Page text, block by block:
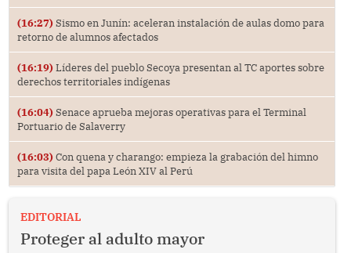
(16:27) Sismo en Junín: aceleran instalación de aulas domo para
retorno de alumnos afectados
(16:19) Líderes del pueblo Secoya presentan al TC aportes sobre
derechos territoriales indígenas
(16:04) Senace aprueba mejoras operativas para el Terminal
Portuario de Salaverry
(16:03) Con quena y charango: empieza la grabación del himno
para visita del papa León XIV al Perú
EDITORIAL
Proteger al adulto mayor